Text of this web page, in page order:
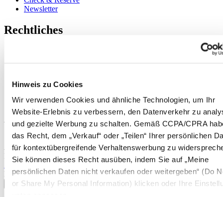
Hinweis zu Cookies
Wir verwenden Cookies und ähnliche Technologien, um Ihr
Website-Erlebnis zu verbessern, den Datenverkehr zu
und gezielte Werbung zu schalten. Gemäß CCPA/CPRA
das Recht, dem „Verkauf“ oder „Teilen“ Ihrer persönlichen
für kontextübergreifende Verhaltenswerbung zu
Sie können dieses Recht ausüben, indem Sie auf „Meine
persönlichen Daten nicht verkaufen oder weitergeben“ (Do
or Share My Personal Information) klicken oder Ihre
Newsletter
Rechtliches
Rücksendung und Entsorgung
Verkaufsbedingungen und Konditionen
Widerruf des Vertrags
Willkommen im CERTINA Club
Abonnieren Sie unseren Newsletter und erhalten Sie exklusive
Information
Anmelden
Land/Region auswählen
Sprachumschalter